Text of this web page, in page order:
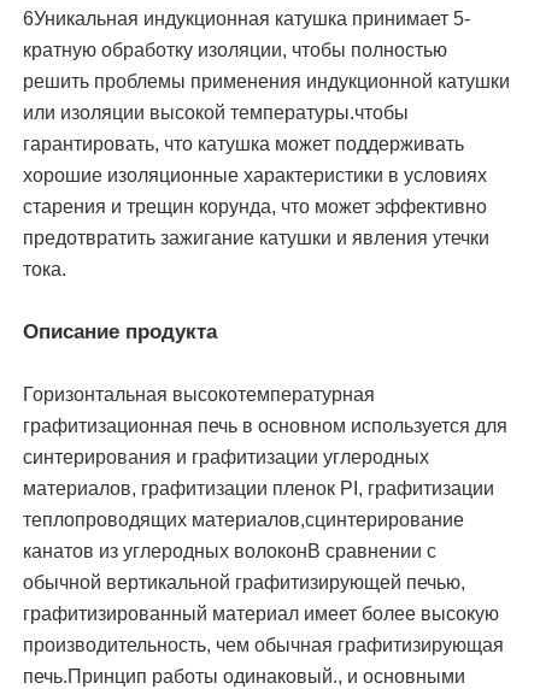
Сушилка вакуума
Машина непрерывного литья заготовок
6Уникальная индукционная катушка принимает 5-
кратную обработку изоляции, чтобы полностью
решить проблемы применения индукционной катушки
или изоляции высокой температуры.чтобы
гарантировать, что катушка может поддерживать
хорошие изоляционные характеристики в условиях
старения и трещин корунда, что может эффективно
предотвратить зажигание катушки и явления утечки
тока.
Описание продукта
Горизонтальная высокотемпературная
графитизационная печь в основном используется для
синтерирования и графитизации углеродных
материалов, графитизации пленок PI, графитизации
теплопроводящих материалов,сцинтерирование
канатов из углеродных волоконВ сравнении с
обычной вертикальной графитизирующей печью,
графитизированный материал имеет более высокую
производительность, чем обычная графитизирующая
печь.Принцип работы одинаковый., и основными